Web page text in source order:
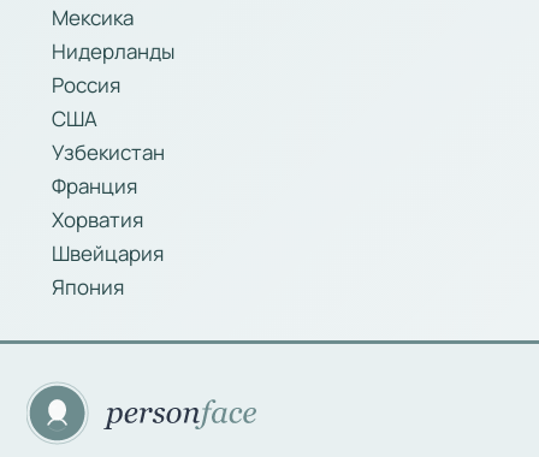
Мексика
Нидерланды
Россия
США
Узбекистан
Франция
Хорватия
Швейцария
Япония